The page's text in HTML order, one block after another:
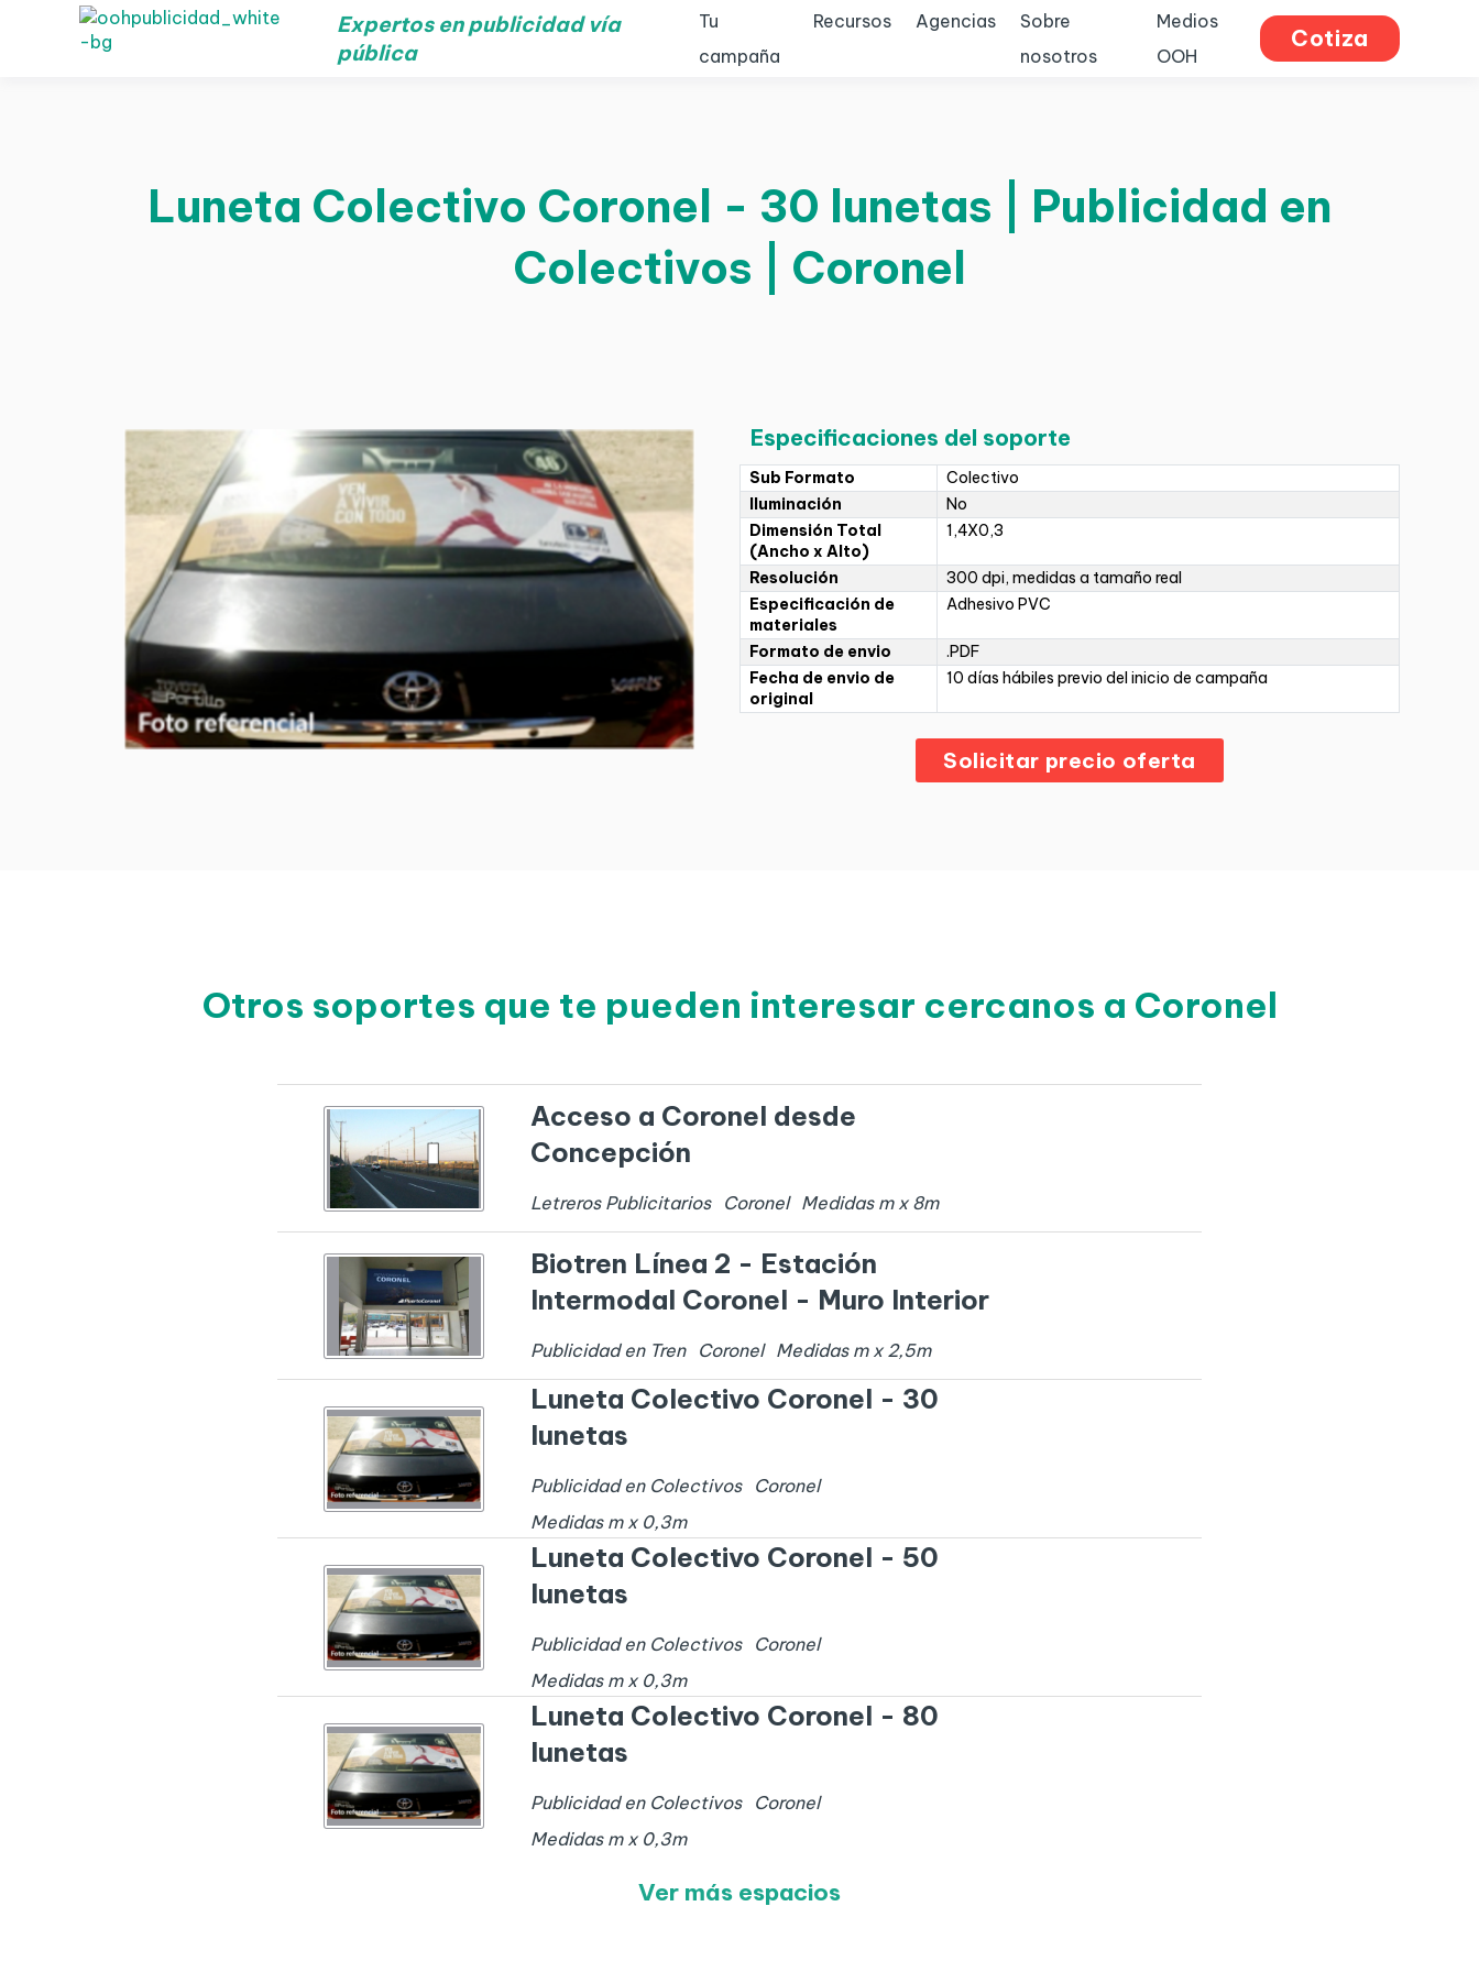
Expertos en publicidad vía
pública
Tu
campaña
Recursos Agencias
Sobre
nosotros
Medios
OOH
Cotiza
Luneta Colectivo Coronel - 30 lunetas | Publicidad en
Colectivos | Coronel
Especificaciones del soporte
Sub Formato
Colectivo
Iluminación
No
Dimensión Total
(Ancho x Alto)
1,4X0,3
Resolución
300 dpi, medidas a tamaño real
Especificación de
materiales
Adhesivo PVC
Formato de envio
.PDF
Fecha de envio de
original
10 días hábiles previo del inicio de campaña
Solicitar precio oferta
Otros soportes que te pueden interesar cercanos a Coronel
Acceso a Coronel desde
Concepción
Letreros Publicitarios Coronel Medidas m x 8m
Biotren Línea 2 - Estación
Intermodal Coronel - Muro Interior
Publicidad en Tren Coronel Medidas m x 2,5m
Luneta Colectivo Coronel - 30
lunetas
Publicidad en Colectivos
Coronel
Medidas m x 0,3m
Luneta Colectivo Coronel - 50
lunetas
Publicidad en Colectivos
Coronel
Medidas m x 0,3m
Luneta Colectivo Coronel - 80
lunetas
Publicidad en Colectivos
Coronel
Medidas m x 0,3m
Ver más espacios